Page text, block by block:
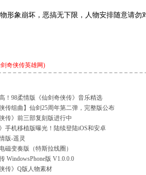
形象崩坏，恶搞无下限，人物安排随意请勿
奇侠传英雄网)
！98柔情版《仙剑奇侠传》音乐精选
侠传组曲】仙剑25周年第二弹，完整版公布
侠传》前三部复刻版进行中
》手机移植版曝光！陆续登陆iOS和安卓
版-遥灵
磁变奏版（特斯拉线圈）
WindowsPhone版 V1.0.0.0
传》Q版人物素材